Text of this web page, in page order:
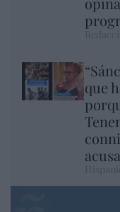
que